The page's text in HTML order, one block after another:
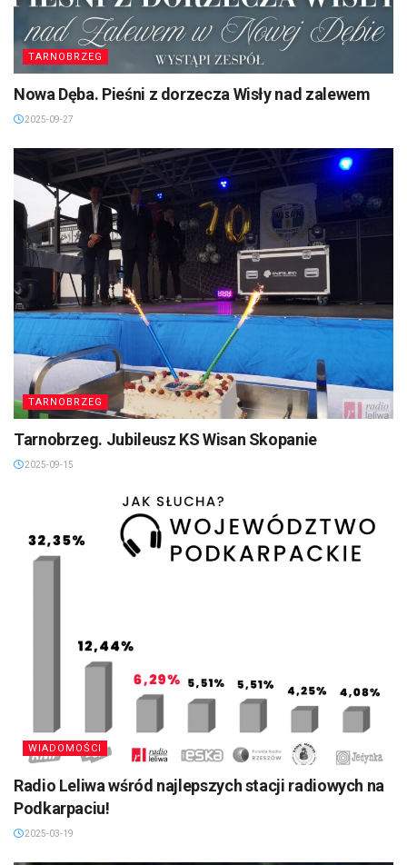
TARNOBRZEG
Nowa Dęba. Pieśni z dorzecza Wisły nad zalewem
2025-09-27
TARNOBRZEG
Tarnobrzeg. Jubileusz KS Wisan Skopanie
2025-09-15
WIADOMOŚCI
Radio Leliwa wśród najlepszych stacji radiowych na
Podkarpaciu!
2025-03-19